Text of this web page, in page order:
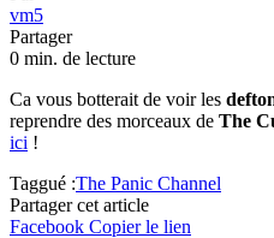
vm5
Partager
0 min. de lecture
Ca vous botterait de voir les
reprendre des morceaux de The
ici !
Taggué :The Panic Channel
Partager cet article
Facebook Copier le lien